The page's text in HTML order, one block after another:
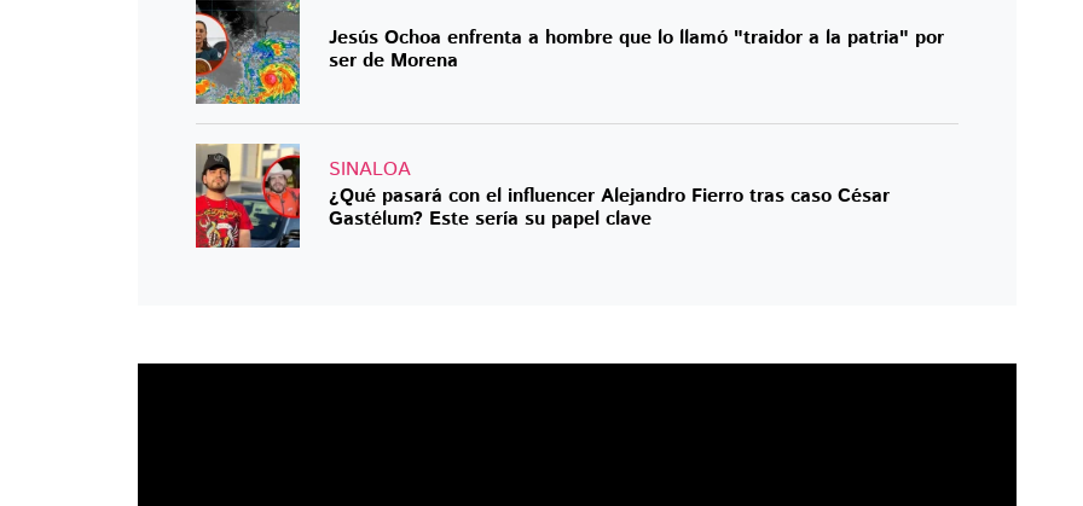
Jesús Ochoa enfrenta a hombre que lo llamó "traidor a la patria" por
ser de Morena
SINALOA
¿Qué pasará con el influencer Alejandro Fierro tras caso César
Gastélum? Este sería su papel clave